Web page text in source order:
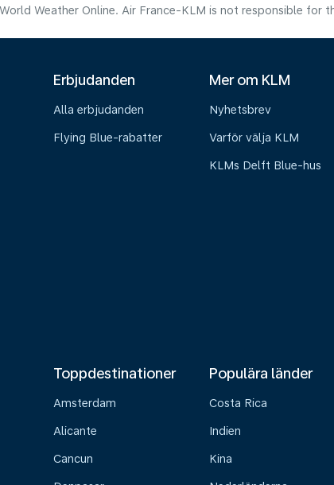
Weather Online. Air France-KLM is not responsible for
Erbjudanden
Alla erbjudanden
Flying Blue-rabatter
Mer om KLM
Nyhetsbrev
Varför välja KLM
KLMs Delft Blue-hus
Toppdestinationer
Amsterdam
Alicante
Cancun
Populära länder
Costa Rica
Indien
Kina